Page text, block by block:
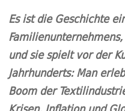
Es ist die Geschichte
und sie spielt vor der
Jahrhunderts: Man
Boom der